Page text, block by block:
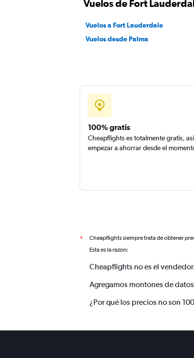
Vuelos de Fort
Vuelos a Fort Lauderdale
Vuelos desde Palma
100% gratis
Cheapflights es totalmente gratis,
empezar a ahorrar desde el
* Cheapflights siempre trata de obtener
Esta es la razón:
Cheapflights no es el
Agregamos montones de
¿Por qué los precios no son